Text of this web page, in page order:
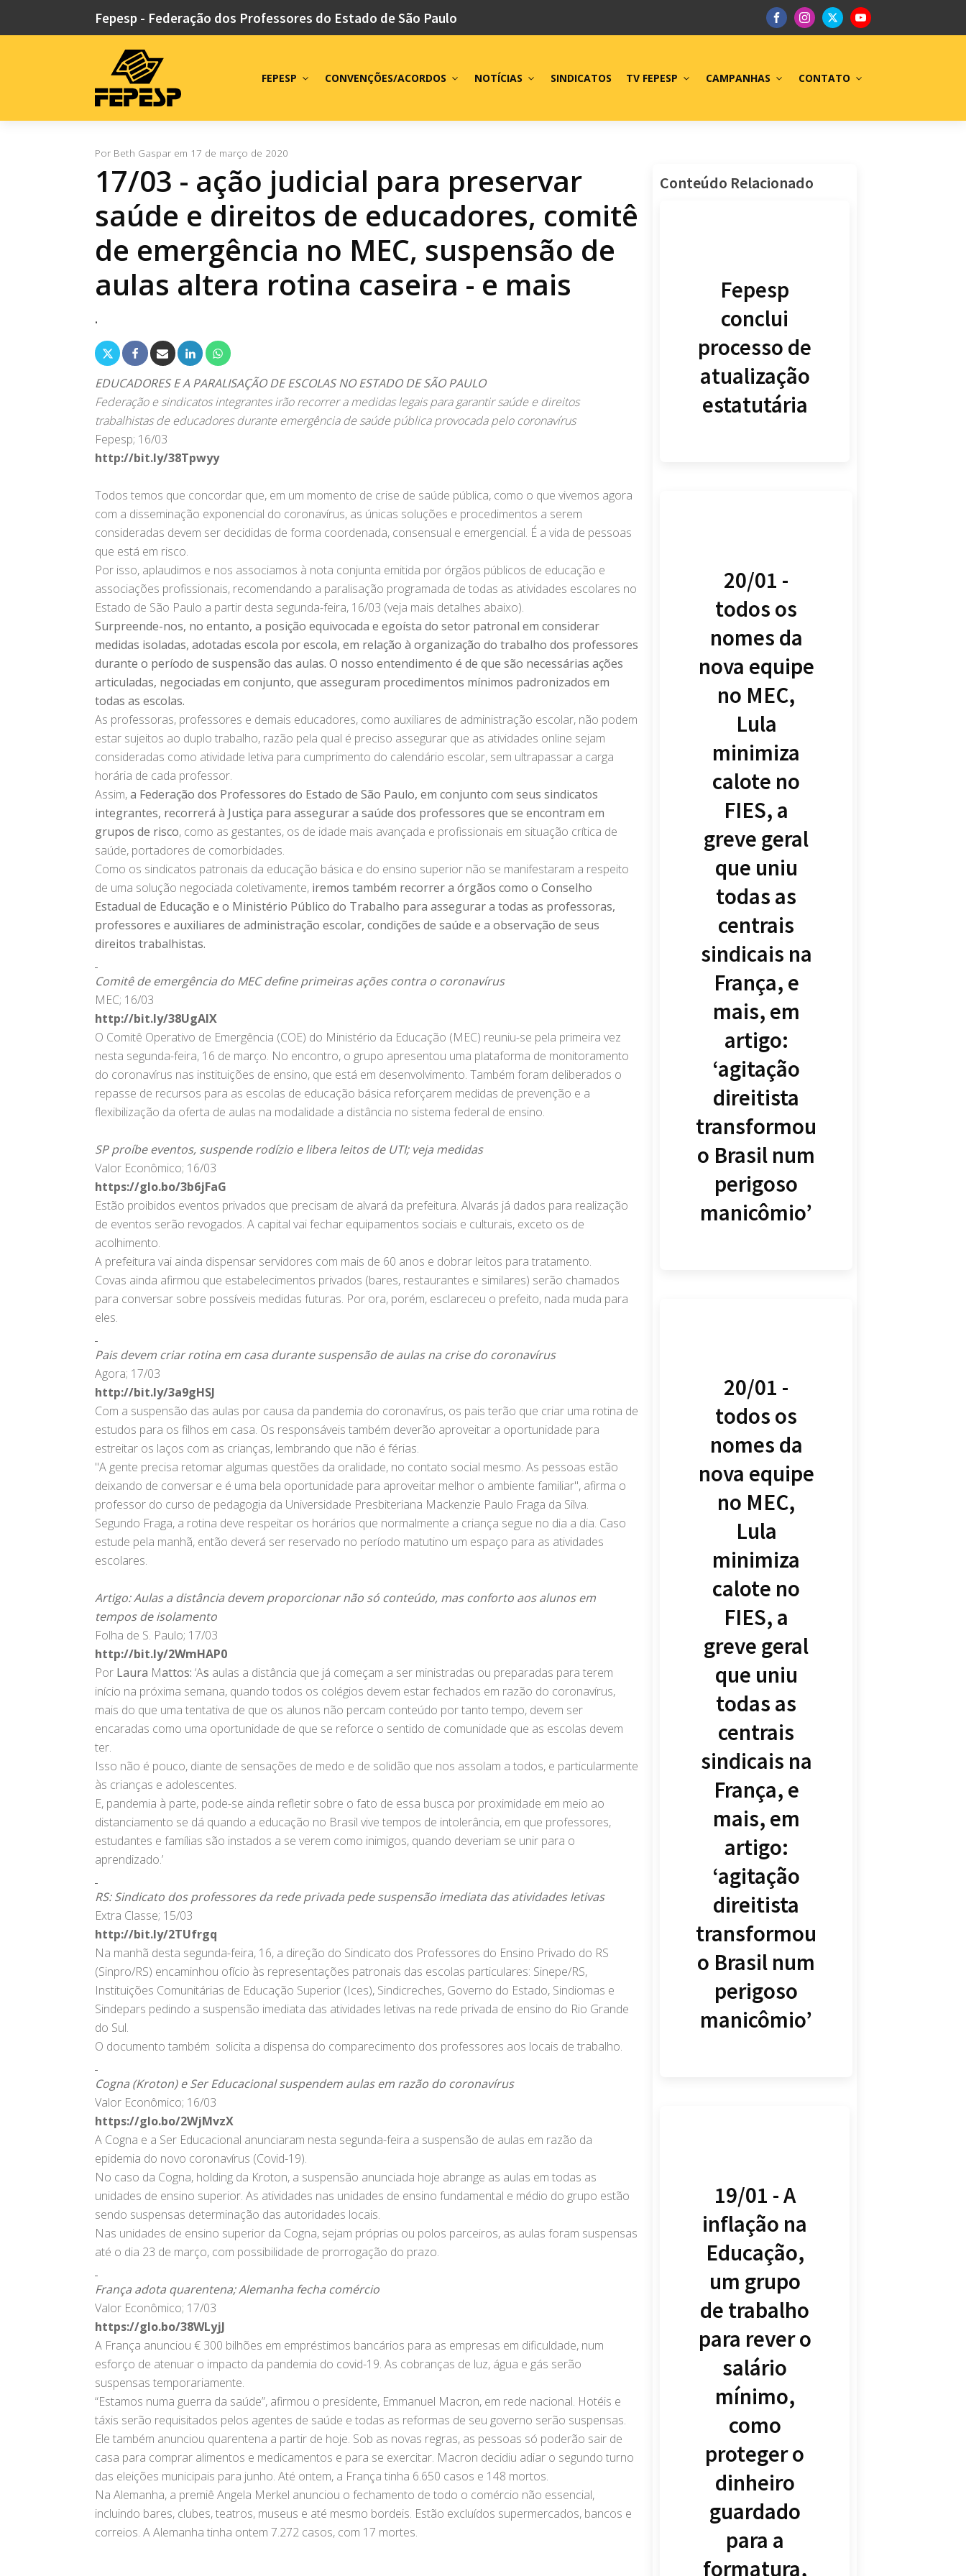
Fepesp - Federação dos Professores do Estado de São Paulo
FEPESP CONVENÇÕES/ACORDOS NOTÍCIAS SINDICATOS TV FEPESP CAMPANHAS CONTATO
Por Beth Gaspar em 17 de março de 2020
17/03 - ação judicial para preservar
saúde e direitos de educadores, comitê
de emergência no MEC, suspensão de
aulas altera rotina caseira - e mais
.
EDUCADORES E A PARALISAÇÃO DE ESCOLAS NO ESTADO DE SÃO PAULO
Federação e sindicatos integrantes irão recorrer a medidas legais para garantir saúde e direitos
trabalhistas de educadores durante emergência de saúde pública provocada pelo coronavírus
Fepesp; 16/03
http://bit.ly/38Tpwyy
Todos temos que concordar que, em um momento de crise de saúde pública, como o que vivemos agora
com a disseminação exponencial do coronavírus, as únicas soluções e procedimentos a serem
consideradas devem ser decididas de forma coordenada, consensual e emergencial. É a vida de pessoas
que está em risco.
Por isso, aplaudimos e nos associamos à nota conjunta emitida por órgãos públicos de educação e
associações profissionais, recomendando a paralisação programada de todas as atividades escolares no
Estado de São Paulo a partir desta segunda-feira, 16/03 (veja mais detalhes abaixo).
Surpreende-nos, no entanto, a posição equivocada e egoísta do setor patronal em considerar
medidas isoladas, adotadas escola por escola, em relação à organização do trabalho dos professores
durante o período de suspensão das aulas. O nosso entendimento é de que são necessárias ações
articuladas, negociadas em conjunto, que asseguram procedimentos mínimos padronizados em
todas as escolas.
As professoras, professores e demais educadores, como auxiliares de administração escolar, não podem
estar sujeitos ao duplo trabalho, razão pela qual é preciso assegurar que as atividades online sejam
consideradas como atividade letiva para cumprimento do calendário escolar, sem ultrapassar a carga
horária de cada professor.
Assim,a Federação dos Professores do Estado de São Paulo, em conjunto com seus sindicatos
integrantes, recorrerá à Justiça para assegurar a saúde dos professores que se encontram em
grupos de risco, como as gestantes, os de idade mais avançada e profissionais em situação crítica de
saúde, portadores de comorbidades.
Como os sindicatos patronais da educação básica e do ensino superior não se manifestaram a respeito
de uma solução negociada coletivamente, iremos também recorrer a órgãos como o Conselho
Estadual de Educação e o Ministério Público do Trabalho para assegurar a todas as professoras,
professores e auxiliares de administração escolar, condições de saúde e a observação de seus
direitos trabalhistas.
Comitê de emergência do MEC define primeiras ações contra o coronavírus
MEC; 16/03
http://bit.ly/38UgAIX
O Comitê Operativo de Emergência (COE) do Ministério da Educação (MEC) reuniu-se pela primeira vez
nesta segunda-feira, 16 de março. No encontro, o grupo apresentou uma plataforma de monitoramento
do coronavírus nas instituições de ensino, que está em desenvolvimento. Também foram deliberados o
repasse de recursos para as escolas de educação básica reforçarem medidas de prevenção e a
flexibilização da oferta de aulas na modalidade a distância no sistema federal de ensino.
SP proíbe eventos, suspende rodízio e libera leitos de UTI; veja medidas
Valor Econômico; 16/03
https://glo.bo/3b6jFaG
Estão proibidos eventos privados que precisam de alvará da prefeitura. Alvarás já dados para realização
de eventos serão revogados. A capital vai fechar equipamentos sociais e culturais, exceto os de
acolhimento.
A prefeitura vai ainda dispensar servidores com mais de 60 anos e dobrar leitos para tratamento.
Covas ainda afirmou que estabelecimentos privados (bares, restaurantes e similares) serão chamados
para conversar sobre possíveis medidas futuras. Por ora, porém, esclareceu o prefeito, nada muda para
eles.
Pais devem criar rotina em casa durante suspensão de aulas na crise do coronavírus
Agora; 17/03
http://bit.ly/3a9gHSJ
Com a suspensão das aulas por causa da pandemia do coronavírus, os pais terão que criar uma rotina de
estudos para os filhos em casa. Os responsáveis também deverão aproveitar a oportunidade para
estreitar os laços com as crianças, lembrando que não é férias.
"A gente precisa retomar algumas questões da oralidade, no contato social mesmo. As pessoas estão
deixando de conversar e é uma bela oportunidade para aproveitar melhor o ambiente familiar", afirma o
professor do curso de pedagogia da Universidade Presbiteriana Mackenzie Paulo Fraga da Silva.
Segundo Fraga, a rotina deve respeitar os horários que normalmente a criança segue no dia a dia. Caso
estude pela manhã, então deverá ser reservado no período matutino um espaço para as atividades
escolares.
Artigo: Aulas a distância devem proporcionar não só conteúdo, mas conforto aos alunos em
tempos de isolamento
Folha de S. Paulo; 17/03
http://bit.ly/2WmHAP0
Por Laura Mattos: ‘As aulas a distância que já começam a ser ministradas ou preparadas para terem
início na próxima semana, quando todos os colégios devem estar fechados em razão do coronavírus,
mais do que uma tentativa de que os alunos não percam conteúdo por tanto tempo, devem ser
encaradas como uma oportunidade de que se reforce o sentido de comunidade que as escolas devem
ter.
Isso não é pouco, diante de sensações de medo e de solidão que nos assolam a todos, e particularmente
às crianças e adolescentes.
E, pandemia à parte, pode-se ainda refletir sobre o fato de essa busca por proximidade em meio ao
distanciamento se dá quando a educação no Brasil vive tempos de intolerância, em que professores,
estudantes e famílias são instados a se verem como inimigos, quando deveriam se unir para o
aprendizado.’
RS: Sindicato dos professores da rede privada pede suspensão imediata das atividades letivas
Extra Classe; 15/03
http://bit.ly/2TUfrgq
Na manhã desta segunda-feira, 16, a direção do Sindicato dos Professores do Ensino Privado do RS
(Sinpro/RS) encaminhou ofício às representações patronais das escolas particulares: Sinepe/RS,
Instituições Comunitárias de Educação Superior (Ices), Sindicreches, Governo do Estado, Sindiomas e
Sindepars pedindo a suspensão imediata das atividades letivas na rede privada de ensino do Rio Grande
do Sul.
O documento também solicita a dispensa do comparecimento dos professores aos locais de trabalho.
Cogna (Kroton) e Ser Educacional suspendem aulas em razão do coronavírus
Valor Econômico; 16/03
https://glo.bo/2WjMvzX
A Cogna e a Ser Educacional anunciaram nesta segunda-feira a suspensão de aulas em razão da
epidemia do novo coronavírus (Covid-19).
No caso da Cogna, holding da Kroton, a suspensão anunciada hoje abrange as aulas em todas as
unidades de ensino superior. As atividades nas unidades de ensino fundamental e médio do grupo estão
sendo suspensas determinação das autoridades locais.
Nas unidades de ensino superior da Cogna, sejam próprias ou polos parceiros, as aulas foram suspensas
até o dia 23 de março, com possibilidade de prorrogação do prazo.
França adota quarentena; Alemanha fecha comércio
Valor Econômico; 17/03
https://glo.bo/38WLyjJ
A França anunciou € 300 bilhões em empréstimos bancários para as empresas em dificuldade, num
esforço de atenuar o impacto da pandemia do covid-19. As cobranças de luz, água e gás serão
suspensas temporariamente.
“Estamos numa guerra da saúde”, afirmou o presidente, Emmanuel Macron, em rede nacional. Hotéis e
táxis serão requisitados pelos agentes de saúde e todas as reformas de seu governo serão suspensas.
Ele também anunciou quarentena a partir de hoje. Sob as novas regras, as pessoas só poderão sair de
casa para comprar alimentos e medicamentos e para se exercitar. Macron decidiu adiar o segundo turno
das eleições municipais para junho. Até ontem, a França tinha 6.650 casos e 148 mortos.
Na Alemanha, a premiê Angela Merkel anunciou o fechamento de todo o comércio não essencial,
incluindo bares, clubes, teatros, museus e até mesmo bordeis. Estão excluídos supermercados, bancos e
correios. A Alemanha tinha ontem 7.272 casos, com 17 mortes.
Conteúdo Relacionado
Fepesp
conclui
processo de
atualização
estatutária
20/01 -
todos os
nomes da
nova equipe
no MEC,
Lula
minimiza
calote no
FIES, a
greve geral
que uniu
todas as
centrais
sindicais na
França, e
mais, em
artigo:
‘agitação
direitista
transformou
o Brasil num
perigoso
manicômio’
20/01 -
todos os
nomes da
nova equipe
no MEC,
Lula
minimiza
calote no
FIES, a
greve geral
que uniu
todas as
centrais
sindicais na
França, e
mais, em
artigo:
‘agitação
direitista
transformou
o Brasil num
perigoso
manicômio’
19/01 - A
inflação na
Educação,
um grupo
de trabalho
para rever o
salário
mínimo,
como
proteger o
dinheiro
guardado
para a
formatura,